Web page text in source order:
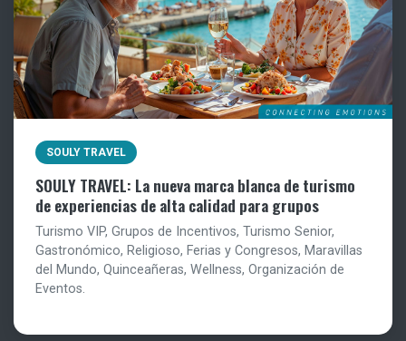
SOULY TRAVEL
SOULY TRAVEL: La nueva marca blanca de turismo
de experiencias de alta calidad para grupos
Turismo VIP, Grupos de Incentivos, Turismo Senior,
Gastronómico, Religioso, Ferias y Congresos, Maravillas
del Mundo, Quinceañeras, Wellness, Organización de
Eventos.